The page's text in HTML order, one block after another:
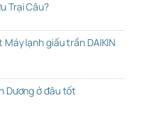
Trại Câu?
lạnh giấu trần DAIKIN
Dương ở đâu tốt